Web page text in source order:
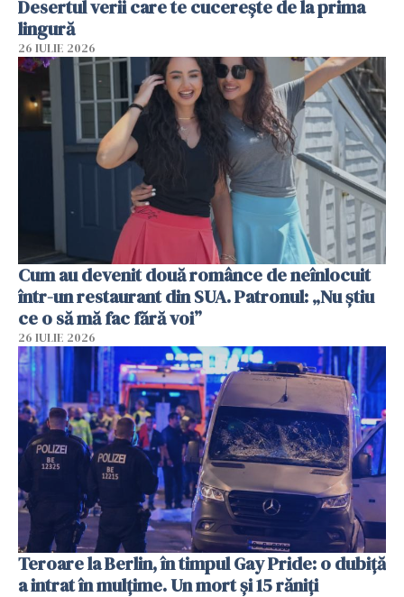
Desertul verii care te cucerește de la prima
lingură
26 IULIE 2026
Cum au devenit două românce de neînlocuit
într-un restaurant din SUA. Patronul: „Nu știu
ce o să mă fac fără voi”
26 IULIE 2026
Teroare la Berlin, în timpul Gay Pride: o dubiță
a intrat în mulțime. Un mort și 15 răniți